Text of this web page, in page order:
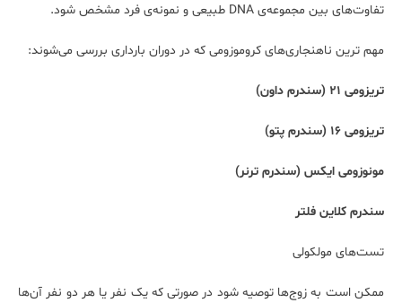
تفاوت‌های بین مجموعه‌ی DNA طبیعی و نمونه‌ی فرد مشخص شود.
مهم ترین ناهنجاری‌های کروموزومی که در دوران بارداری بررسی می‌شوند:
تریزومی 21 (سندرم داون)
تریزومی 16 (سندرم پتو)
مونوزومی ایکس (سندرم ترنر)
سندرم کلاین فلتر
تست‌های مولکولی
ممکن است به زوج‌ها توصیه شود در صورتی که یک نفر یا هر دو نفر آن‌ها